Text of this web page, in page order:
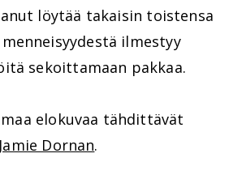
löytää takaisin toistensa
ilmestyy
sekoittamaan pakkaa.
elokuvaa tähdittävät
Jamie Dornan.